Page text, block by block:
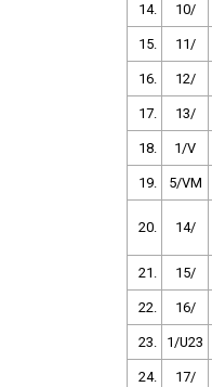
14. 10/
15. 11/
16. 12/
17. 13/
18. 1/V
19. 5/VM
20. 14/
21. 15/
22. 16/
23. 1/U23
24. 17/